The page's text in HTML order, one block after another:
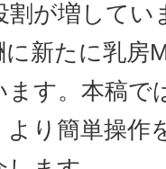
割が増してい
に新たに乳房
す。本稿で
り簡単操作